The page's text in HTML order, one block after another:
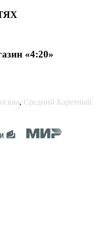
«4:20»
, Средний Каретный